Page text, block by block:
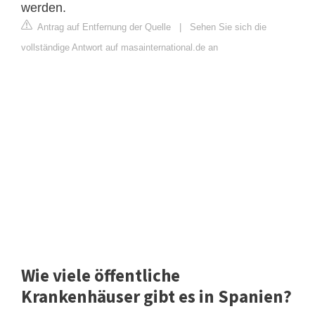
werden.
Antrag auf Entfernung der Quelle
Sehen Sie sich die
vollständige Antwort auf masainternational.de an
Wie viele öffentliche
Krankenhäuser gibt es in Spanien?